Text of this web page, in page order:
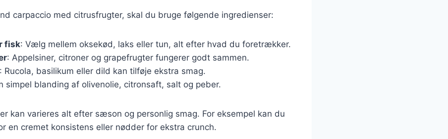
carpaccio med citrusfrugter, skal du bruge følgende ingredienser:
fisk: Vælg mellem oksekød, laks eller tun, alt efter hvad du foretrækker.
: Appelsiner, citroner og grapefrugter fungerer godt sammen.
: Rucola, basilikum eller dild kan tilføje ekstra smag.
simpel blanding af olivenolie, citronsaft, salt og peber.
kan varieres alt efter sæson og personlig smag. For eksempel kan du
en cremet konsistens eller nødder for ekstra crunch.